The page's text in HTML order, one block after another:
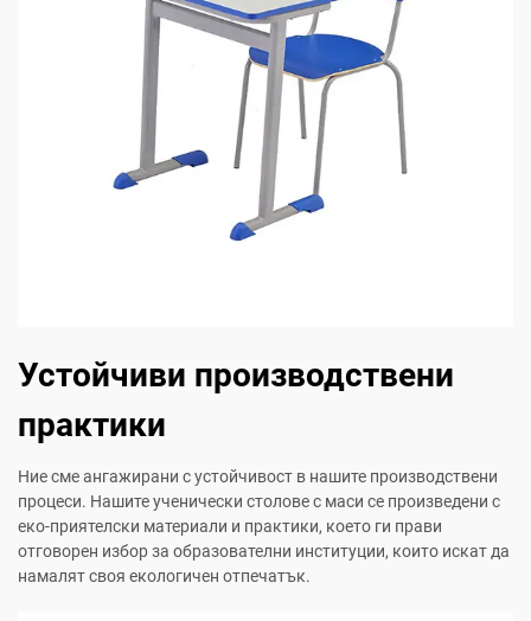
Устойчиви производствени
практики
Ние сме ангажирани с устойчивост в нашите производствени
процеси. Нашите ученически столове с маси се произведени с
еко-приятелски материали и практики, което ги прави
отговорен избор за образователни институции, които искат да
намалят своя екологичен отпечатък.